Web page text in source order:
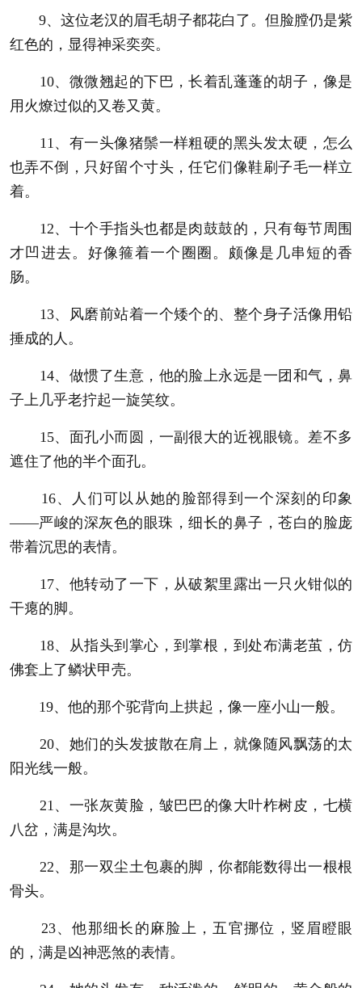
9、这位老汉的眉毛胡子都花白了。但脸膛仍是紫
红色的，显得神采奕奕。
10、微微翘起的下巴，长着乱蓬蓬的胡子，像是
用火燎过似的又卷又黄。
11、有一头像猪鬃一样粗硬的黑头发太硬，怎么
也弄不倒，只好留个寸头，任它们像鞋刷子毛一样立
着。
12、十个手指头也都是肉鼓鼓的，只有每节周围
才凹进去。好像箍着一个圈圈。颇像是几串短的香
肠。
13、风磨前站着一个矮个的、整个身子活像用铅
捶成的人。
14、做惯了生意，他的脸上永远是一团和气，鼻
子上几乎老拧起一旋笑纹。
15、面孔小而圆，一副很大的近视眼镜。差不多
遮住了他的半个面孔。
16、人们可以从她的脸部得到一个深刻的印象
――严峻的深灰色的眼珠，细长的鼻子，苍白的脸庞
带着沉思的表情。
17、他转动了一下，从破絮里露出一只火钳似的
干瘪的脚。
18、从指头到掌心，到掌根，到处布满老茧，仿
佛套上了鳞状甲壳。
19、他的那个驼背向上拱起，像一座小山一般。
20、她们的头发披散在肩上，就像随风飘荡的太
阳光线一般。
21、一张灰黄脸，皱巴巴的像大叶柞树皮，七横
八岔，满是沟坎。
22、那一双尘土包裹的脚，你都能数得出一根根
骨头。
23、他那细长的麻脸上，五官挪位，竖眉瞪眼
的，满是凶神恶煞的表情。